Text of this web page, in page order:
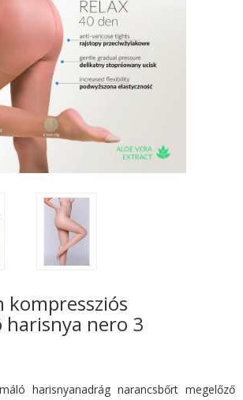
kompressziós
nero 3
harisnyanadrág narancsbőrt megelőző